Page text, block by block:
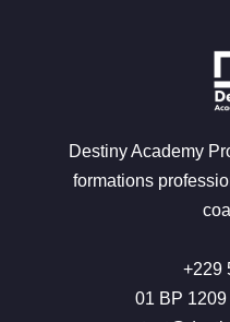
Destiny Academy
formations
+229
01 BP